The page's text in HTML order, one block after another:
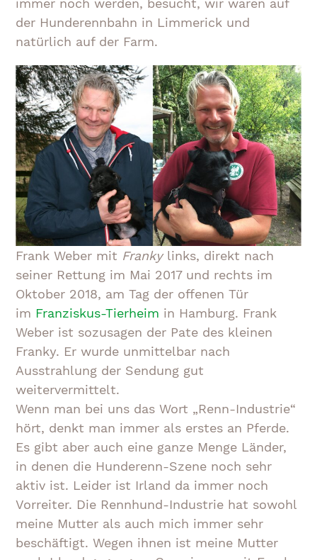
immer noch werden, besucht, wir waren auf
der Hunderennbahn in Limmerick und
natürlich auf der Farm.
Frank Weber mit Frankylinks, direkt nach
seiner Rettung im Mai 2017 und rechts im
Oktober 2018, am Tag der offenen Tür
im Franziskus-Tierheim in Hamburg. Frank
Weber ist sozusagen der Pate des kleinen
Franky. Er wurde unmittelbar nach
Ausstrahlung der Sendung gut
weitervermittelt.
Wenn man bei uns das Wort „Renn-Industrie“
hört, denkt man immer als erstes an Pferde.
Es gibt aber auch eine ganze Menge Länder,
in denen die Hunderenn-Szene noch sehr
aktiv ist. Leider ist Irland da immer noch
Vorreiter. Die Rennhund-Industrie hat sowohl
meine Mutter als auch mich immer sehr
beschäftigt. Wegen ihnen ist meine Mutter